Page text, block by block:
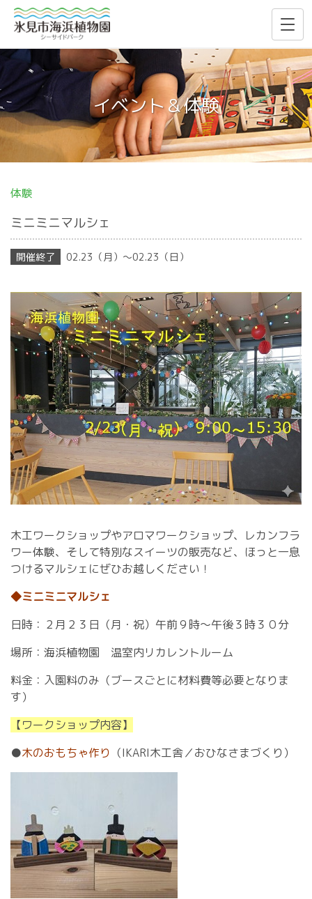
イベント＆体験
体験
ミニミニマルシェ
02.23（月）〜02.23（日）
木工ワークショップやアロマワークショップ、レカンフラ
ワー体験、そして特別なスイーツの販売など、ほっと一息
つけるマルシェにぜひお越しください！
◆ミニミニマルシェ
日時：２月２３日（月・祝）午前９時～午後３時３０分
場所：海浜植物園 温室内リカレントルーム
料金：入園料のみ（ブースごとに材料費等必要となりま
す）
【ワークショップ内容】
●木のおもちゃ作り （IKARI木工舎／おひなさまづくり）